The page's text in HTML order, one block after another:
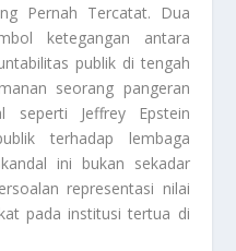
Pernah Tercatat. Dua
ketegangan antara
publik di tengah
seorang pangeran
seperti Jeffrey Epstein
terhadap lembaga
ini bukan sekadar
representasi nilai
pada institusi tertua di